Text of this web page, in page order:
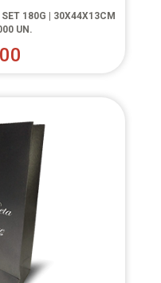
180G | 30X44X13CM
UN.